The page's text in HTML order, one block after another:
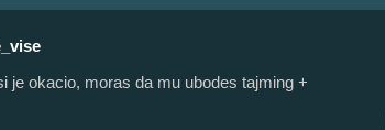
je okacio, moras da mu ubodes tajming +